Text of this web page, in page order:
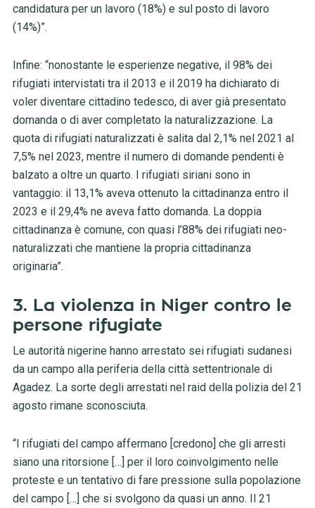
candidatura per un lavoro (18%) e sul posto di lavoro
(14%)”.
Infine: “nonostante le esperienze negative, il 98% dei
rifugiati intervistati tra il 2013 e il 2019 ha dichiarato di
voler diventare cittadino tedesco, di aver già presentato
domanda o di aver completato la naturalizzazione. La
quota di rifugiati naturalizzati è salita dal 2,1% nel 2021 al
7,5% nel 2023, mentre il numero di domande pendenti è
balzato a oltre un quarto. I rifugiati siriani sono in
vantaggio: il 13,1% aveva ottenuto la cittadinanza entro il
2023 e il 29,4% ne aveva fatto domanda. La doppia
cittadinanza è comune, con quasi l’88% dei rifugiati neo-
naturalizzati che mantiene la propria cittadinanza
originaria”.
3. La violenza in Niger contro le
persone rifugiate
Le autorità nigerine hanno arrestato sei rifugiati sudanesi
da un campo alla periferia della città settentrionale di
Agadez. La sorte degli arrestati nel raid della polizia del 21
agosto rimane sconosciuta.
“I rifugiati del campo affermano [credono] che gli arresti
siano una ritorsione […] per il loro coinvolgimento nelle
proteste e un tentativo di fare pressione sulla popolazione
del campo […] che si svolgono da quasi un anno. Il 21